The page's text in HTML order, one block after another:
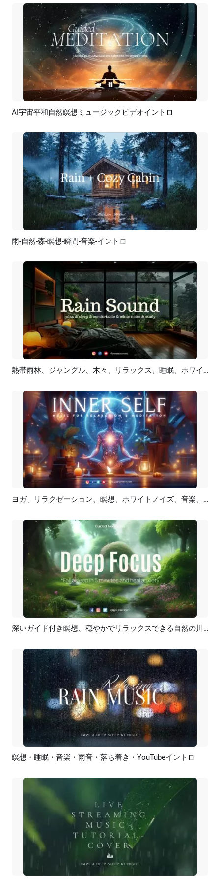
プレビュー カスタマイズ
AI宇宙平和自然瞑想ミュージックビデオイントロ
プレビュー カスタマイズ
雨-自然-森-瞑想-瞬間-音楽-イントロ
プレビュー AI再生成 熱帯雨林、ジャングル、木々、リラックス、睡眠、ホワイトノイズ、音楽、瞑想、YouTubeチャンネル
プレビュー カスタマイズ ヨガ、リラクゼーション、瞑想、ホワイトノイズ、音楽、YouTubeチャンネル紹介
プレビュー カスタマイズ 深いガイド付き瞑想、穏やかでリラックスできる自然の川、ASMR 音楽、ヨガ イントロ
プレビュー カスタマイズ
瞑想・睡眠・音楽・雨音・落ち着き・YouTubeイントロ